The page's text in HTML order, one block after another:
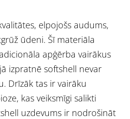
elpojošs audums,
ūdeni. Šī materiāla
apģērba vairākus
izpratnē softshell nevar
Drīzāk tas ir vairāku
kas veiksmīgi salikti
uzdevums ir nodrošināt